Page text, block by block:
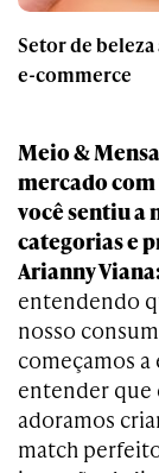
Setor de
e-commerce
Meio &
mercado
você sentiu a
categorias e
Arianny
entendendo
nosso
começamos
entender que
adoramos
match